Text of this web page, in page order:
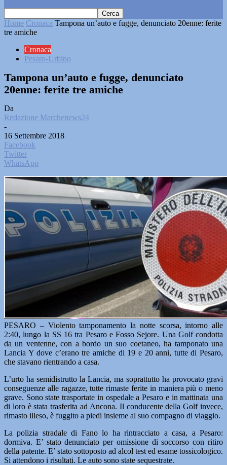
Home Cronaca Tampona un’auto e fugge, denunciato 20enne: ferite
tre amiche
Cronaca
Pesaro-Urbino
Tampona un’auto e fugge, denunciato
20enne: ferite tre amiche
Da
Redazione Marchenews24
-
16 Settembre 2018
Facebook
Twitter
WhatsApp
PESARO – Violento tamponamento la notte scorsa, intorno alle
2:40, lungo la SS 16 tra Pesaro e Fosso Sejore. Una Golf condotta
da un ventenne, con a bordo un suo coetaneo, ha tamponato una
Lancia Y dove c’erano tre amiche di 19 e 20 anni, tutte di Pesaro,
che stavano rientrando a casa.
L’urto ha semidistrutto la Lancia, ma soprattutto ha provocato gravi
conseguenze alle ragazze, tutte rimaste ferite in maniera più o meno
grave. Sono state trasportate in ospedale a Pesaro e in mattinata una
di loro è stata trasferita ad Ancona. Il conducente della Golf invece,
rimasto illeso, è fuggito a piedi insieme al suo compagno di viaggio.
La polizia stradale di Fano lo ha rintracciato a casa, a Pesaro:
dormiva. E’ stato denunciato per omissione di soccorso con ritiro
della patente. E’ stato sottoposto ad alcol test ed esame tossicologico.
Si attendono i risultati. Le auto sono state sequestrate.